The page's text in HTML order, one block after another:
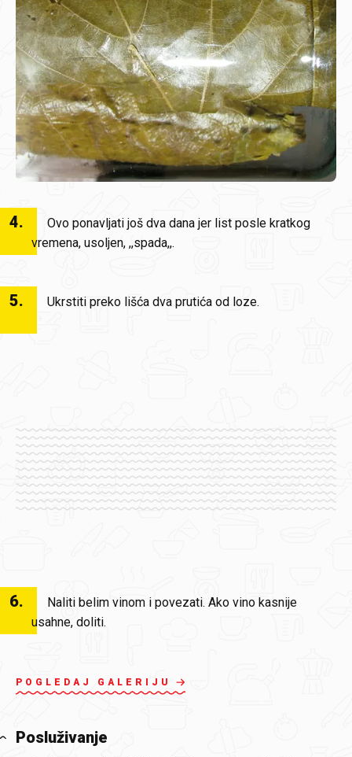
4.
Ovo ponavljati još dva dana jer list posle kratkog
vremena, usoljen, ,,spada,,.
5. Ukrstiti preko lišća dva prutića od loze.
6.
Naliti belim vinom i povezati. Ako vino kasnije
usahne, doliti.
POGLEDAJ GALERIJU
Posluživanje